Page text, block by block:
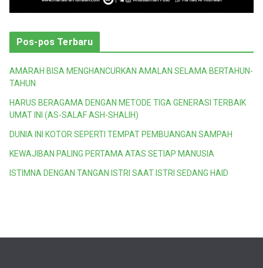
Pos-pos Terbaru
AMARAH BISA MENGHANCURKAN AMALAN SELAMA BERTAHUN-
TAHUN
HARUS BERAGAMA DENGAN METODE TIGA GENERASI TERBAIK
UMAT INI (AS-SALAF ASH-SHALIH)
DUNIA INI KOTOR SEPERTI TEMPAT PEMBUANGAN SAMPAH
KEWAJIBAN PALING PERTAMA ATAS SETIAP MANUSIA
ISTIMNA DENGAN TANGAN ISTRI SAAT ISTRI SEDANG HAID